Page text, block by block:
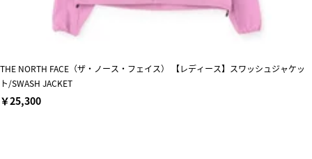
THE NORTH FACE（ザ・ノース・フェイス） 【レディース】スワッシュジャケッ
ト/SWASH JACKET
￥25,300